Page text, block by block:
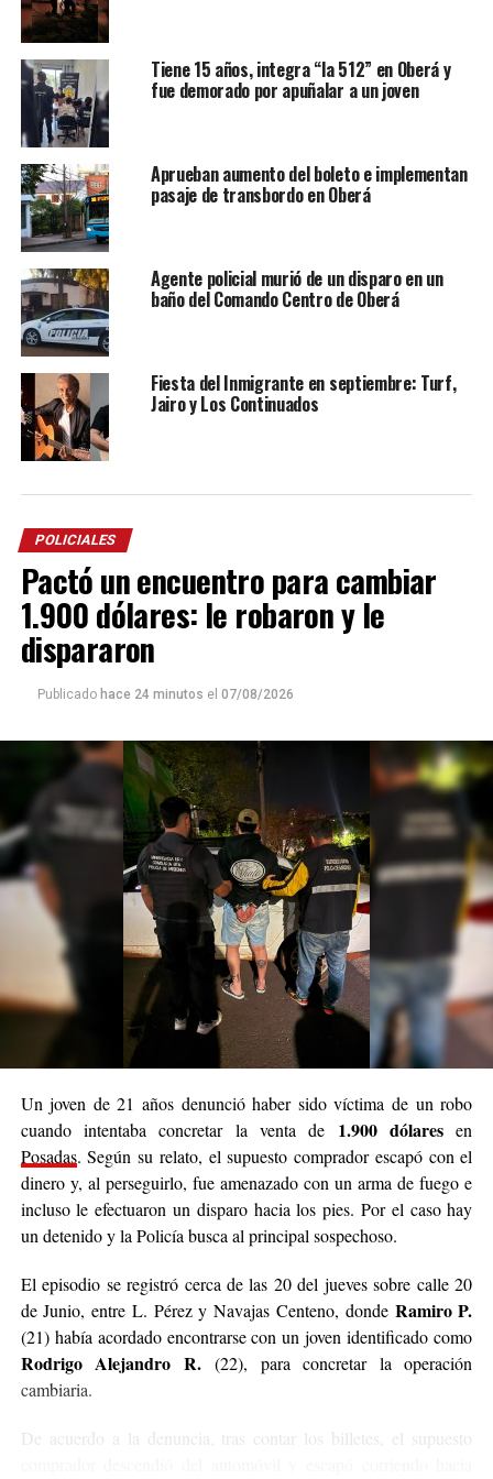
Tiene 15 años, integra “la 512” en Oberá y
fue demorado por apuñalar a un joven
Aprueban aumento del boleto e implementan
pasaje de transbordo en Oberá
Agente policial murió de un disparo en un
baño del Comando Centro de Oberá
Fiesta del Inmigrante en septiembre: Turf,
Jairo y Los Continuados
POLICIALES
Pactó un encuentro para cambiar
1.900 dólares: le robaron y le
dispararon
Publicado hace 24 minutos el 07/08/2026
Un joven de 21 años denunció haber sido víctima de un robo
cuando intentaba concretar la venta de 1.900 dólares en
Posadas. Según su relato, el supuesto comprador escapó con el
dinero y, al perseguirlo, fue amenazado con un arma de fuego e
incluso le efectuaron un disparo hacia los pies. Por el caso hay
un detenido y la Policía busca al principal sospechoso.
El episodio se registró cerca de las 20 del jueves sobre calle 20
de Junio, entre L. Pérez y Navajas Centeno, donde Ramiro P.
(21) había acordado encontrarse con un joven identificado como
Rodrigo Alejandro R.(22), para concretar la operación
cambiaria.
De acuerdo a la denuncia, tras contar los billetes, el supuesto